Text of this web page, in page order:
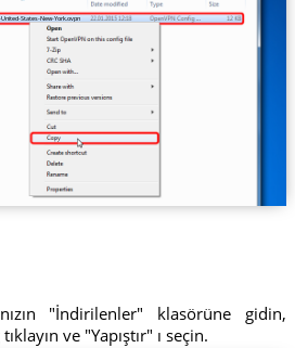
United-States-New-York.ovpn
"İndirilenler" klasörüne gidin,
ve "Yapıştır" ı seçin.